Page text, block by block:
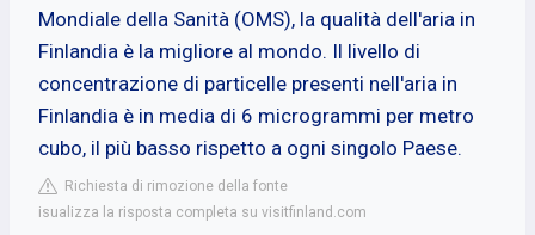
Mondiale della Sanità (OMS), la qualità dell'aria in
Finlandia è la migliore al mondo. Il livello di
concentrazione di particelle presenti nell'aria in
Finlandia è in media di 6 microgrammi per metro
cubo, il più basso rispetto a ogni singolo Paese.
Richiesta di rimozione della fonte
isualizza la risposta completa su visitfinland.com